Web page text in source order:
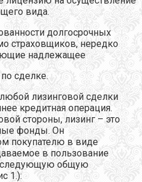
вида.
долгосрочных
страховщиков, нередко
надлежащее
сделке.
лизинговой сделки
кредитная операция.
стороны, лизинг – это
фонды. Он
покупателю в виде
в пользование
следующую общую
1.):